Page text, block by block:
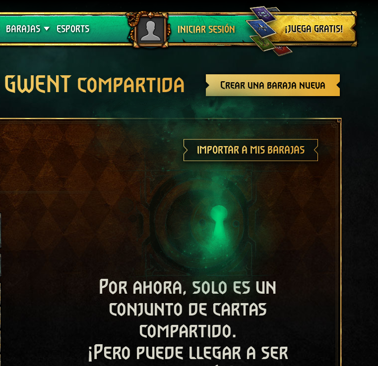
BARAJAS
Guías de barajas
ESPORTS INICIAR SESIÓN
Cerrar sesión
¡JUEGA GRATIS!
Crear una baraja nueva
compartida
IMPORTAR A MIS BARAJAS
Por ahora, solo es un
conjunto de cartas
compartido.
¡Pero puede llegar a ser